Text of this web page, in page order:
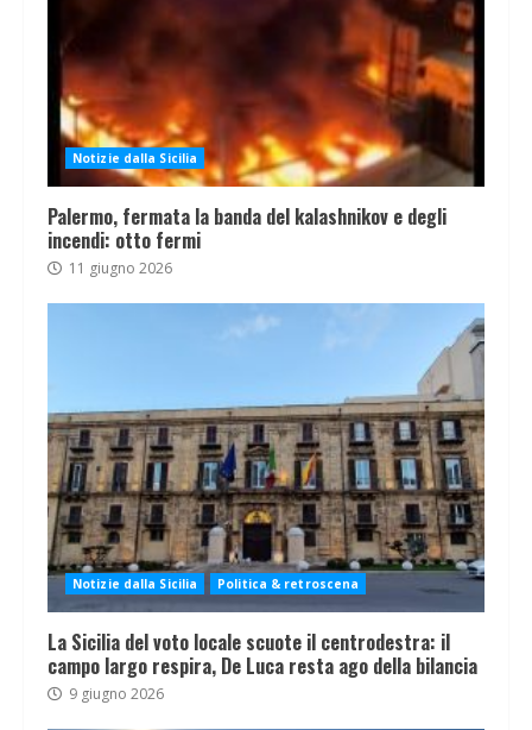
Notizie dalla Sicilia
Palermo, fermata la banda del kalashnikov e degli
incendi: otto fermi
11 giugno 2026
Notizie dalla Sicilia Politica & retroscena
La Sicilia del voto locale scuote il centrodestra: il
campo largo respira, De Luca resta ago della bilancia
9 giugno 2026